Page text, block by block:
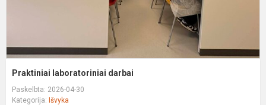
Praktiniai laboratoriniai darbai
Paskelbta: 2026-04-30
Kategorija: Išvyka